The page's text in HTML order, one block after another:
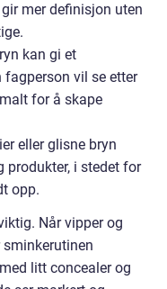
mer definisjon uten
kan gi et
fagperson vil se etter
for å skape
eller glisne bryn
produkter, i stedet for
opp.
Når vipper og
litt concealer og